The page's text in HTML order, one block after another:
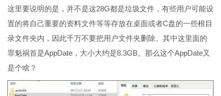
这里要说明的是，并不是这28G都是垃圾文件，有些用户可能设
置的将自己重要的资料文件等等存放在桌面或者C盘的一些根目
录文件夹内，因此千万不要把用户文件夹删除。其中这里面的
罪魁祸首是AppDate，大小大约是8.3GB。那么这个AppDate又
是个啥？